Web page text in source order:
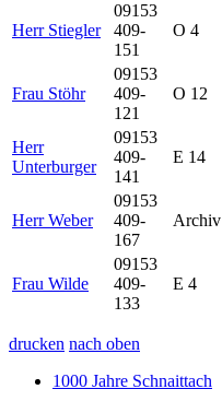
Herr Stiegler
09153
409-
151
O 4
Frau Stöhr
09153
409-
121
O 12
Herr
Unterburger
09153
409-
141
E 14
Herr Weber
09153
409-
167
Archiv
Frau Wilde
09153
409-
133
E 4
drucken nach oben
1000 Jahre Schnaittach